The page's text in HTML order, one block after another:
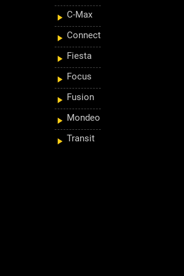
C-Max
Connect
Fiesta
Focus
Fusion
Mondeo
Transit